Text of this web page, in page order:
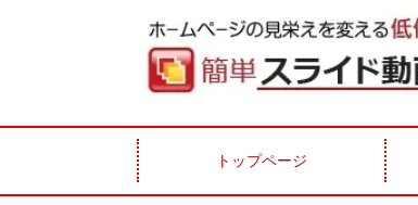
トップページ